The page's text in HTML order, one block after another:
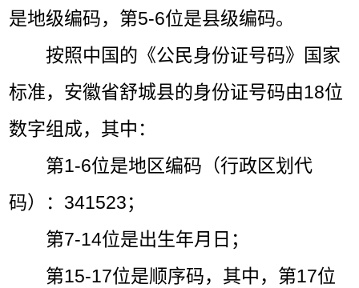
是地级编码，第5-6位是县级编码。
按照中国的《公民身份证号码》国家
标准，安徽省舒城县的身份证号码由18位
数字组成，其中：
第1-6位是地区编码（行政区划代
码）：341523；
第7-14位是出生年月日；
第15-17位是顺序码，其中，第17位